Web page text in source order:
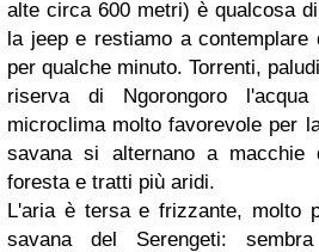
alte circa 600 metri) è qualcosa
la jeep e restiamo a contemplare
per qualche minuto. Torrenti,
riserva di Ngorongoro
microclima molto favorevole per
savana si alternano a macchie
foresta e tratti più aridi.
L'aria è tersa e frizzante, molto
savana del Serengeti: